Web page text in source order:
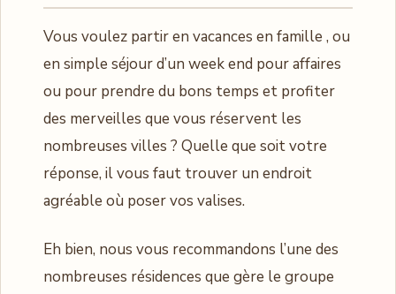
Vous voulez partir en vacances en famille , ou
en simple séjour d’un week end pour affaires
ou pour prendre du bons temps et profiter
des merveilles que vous réservent les
nombreuses villes ? Quelle que soit votre
réponse, il vous faut trouver un endroit
agréable où poser vos valises.
Eh bien, nous vous recommandons l’une des
nombreuses résidences que gère le groupe